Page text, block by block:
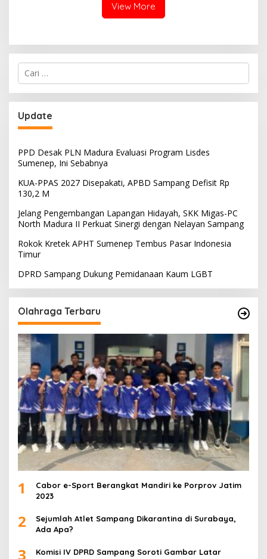
View More
Cari
untuk:
Update
PPD Desak PLN Madura Evaluasi Program Lisdes
Sumenep, Ini Sebabnya
KUA-PPAS 2027 Disepakati, APBD Sampang Defisit Rp
130,2 M
Jelang Pengembangan Lapangan Hidayah, SKK Migas-PC
North Madura II Perkuat Sinergi dengan Nelayan Sampang
Rokok Kretek APHT Sumenep Tembus Pasar Indonesia
Timur
DPRD Sampang Dukung Pemidanaan Kaum LGBT
Olahraga Terbaru
1
Cabor e-Sport Berangkat Mandiri ke Porprov Jatim
2023
2
Sejumlah Atlet Sampang Dikarantina di Surabaya,
Ada Apa?
3
Komisi IV DPRD Sampang Soroti Gambar Latar